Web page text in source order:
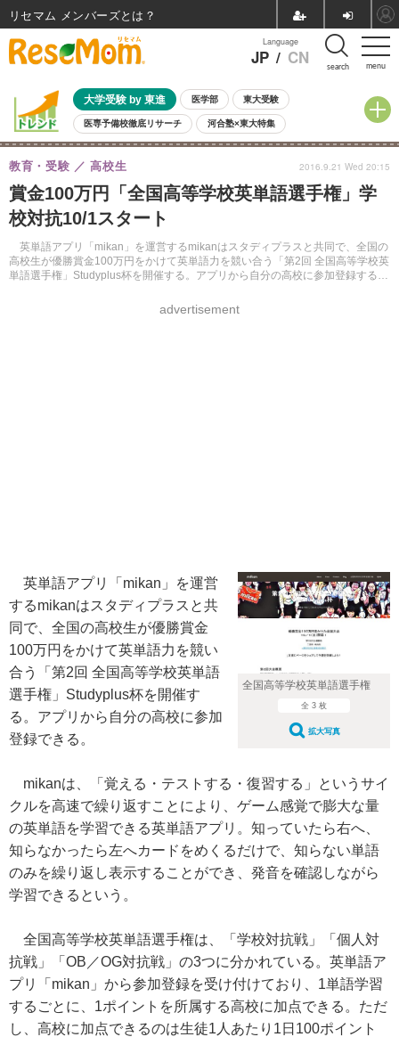
menu
Language
JP / CN search
大学受験 by 東進 医学部 東大受験
医専予備校徹底リサーチ 河合塾×東大特集
親子で考える大学選び 高校受験 中学受験 小学校受験
共通テスト 夏休み
8月開催イベント・WS 全国公立高校 過去問 人気記事
自由研究教材（小学生向け） 自由研究教材（中学生向け）
賞金100万円「全国高等学校英単語選手権」学
校対抗10/1スタート
英単語アプリ「mikan」を運営するmikanはスタディプラスと共同で、全国の
高校生が優勝賞金100万円をかけて英単語力を競い合う「第2回 全国高等学校英
単語選手権」Studyplus杯を開催する。アプリから自分の高校に参加登録するこ
教育・受験 高校生
advertisement
2016.9.21 Wed 20:15
全国高等学校英単語選手権
全 3 枚
拡大写真
英単語アプリ「mikan」を運営
するmikanはスタディプラスと共
同で、全国の高校生が優勝賞金
100万円をかけて英単語力を競い
合う「第2回 全国高等学校英単語
選手権」Studyplus杯を開催す
る。アプリから自分の高校に参加
登録できる。
mikanは、「覚える・テストする・復習する」というサイ
クルを高速で繰り返すことにより、ゲーム感覚で膨大な量
の英単語を学習できる英単語アプリ。知っていたら右へ、
知らなかったら左へカードをめくるだけで、知らない単語
のみを繰り返し表示することができ、発音を確認しながら
学習できるという。
全国高等学校英単語選手権は、「学校対抗戦」「個人対
抗戦」「OB／OG対抗戦」の3つに分かれている。英単語ア
プリ「mikan」から参加登録を受け付けており、1単語学習
するごとに、1ポイントを所属する高校に加点できる。ただ
し、高校に加点できるのは生徒1人あたり1日100ポイント
リセマム メンバーズ